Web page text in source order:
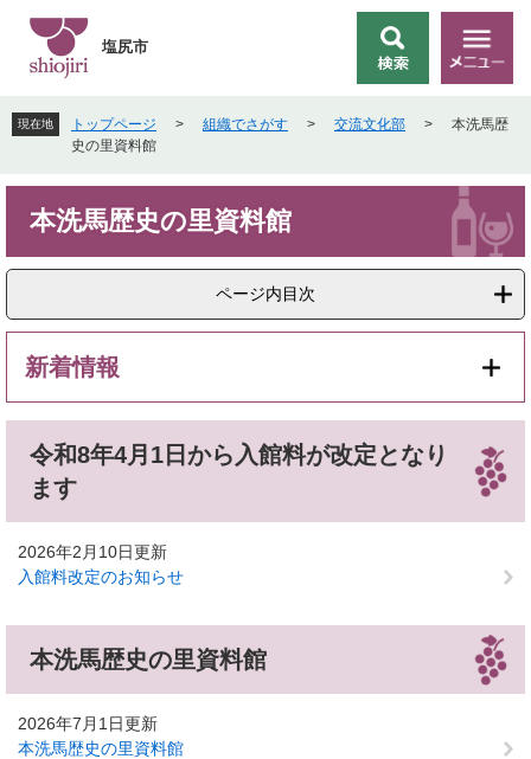
先
頭
す
を
飛
し
文
索
メ
ニ
ー
塩尻市
現在地 トップページ > 組織でさがす > 交流文化部 >
本洗馬歴
史の里資料館
本洗馬歴史の里資料館
ページ内目次
新着情報
令和8年4月1日から入館料が改定となり
ます
2026年2月10日更新
入館料改定のお知らせ
本洗馬歴史の里資料館
2026年7月1日更新
本洗馬歴史の里資料館